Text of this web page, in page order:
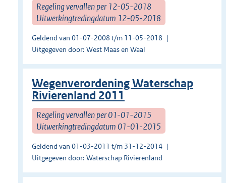
Regeling vervallen per 12-05-2018
Uitwerkingtredingdatum 12-05-2018
Geldend van 01-07-2008 t/m 11-05-2018
Uitgegeven door: West Maas en Waal
Wegenverordening Waterschap
Rivierenland 2011
Regeling vervallen per 01-01-2015
Uitwerkingtredingdatum 01-01-2015
Geldend van 01-03-2011 t/m 31-12-2014
Uitgegeven door: Waterschap Rivierenland